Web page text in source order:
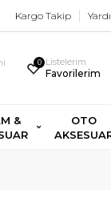
Kargo Takip
0 Listelerim
Favorilerim
&
OTO